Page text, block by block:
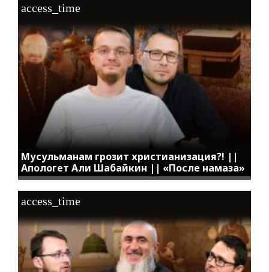
Мусульманам грозит христианизация?! ||
Апологет Али Шабайкин || «После намаза»
access_time
access_time